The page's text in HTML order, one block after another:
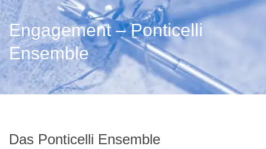
Engagement – Ponticelli
Ensemble
Das Ponticelli Ensemble